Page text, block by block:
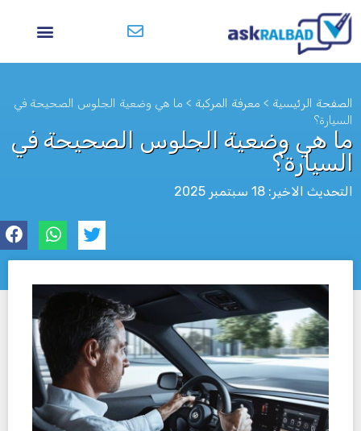
الصفحة الرئيسية > معرفة المركبة > ما هي وضعية الجلوس الصحيحة في
السيارة؟
ما هي وضعية الجلوس الصحيحة في
السيارة؟
التحديث الاخير: 18 سبتمبر 2025